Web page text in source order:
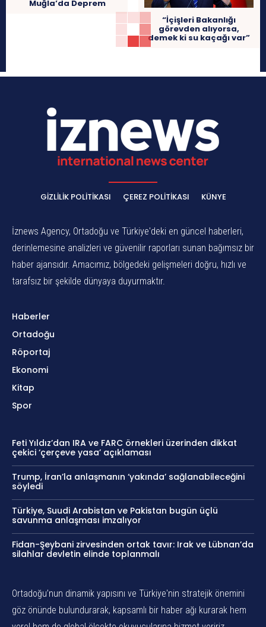
Muğla’da Deprem
“İçişleri Bakanlığı
görevden alıyorsa,
demek ki su kaçağı var”
GIZLILIK POLITIKASI ÇEREZ POLITIKASI KÜNYE
İznews Agency, Ortadoğu ve Türkiye'deki en güncel haberleri,
derinlemesine analizleri ve güvenilir raporları sunan bağımsız bir
haber ajansıdır. Amacımız, bölgedeki gelişmeleri doğru, hızlı ve
tarafsız bir şekilde dünyaya duyurmaktır.
Haberler
Ortadoğu
Röportaj
Ekonomi
Kitap
Spor
Feti Yıldız’dan IRA ve FARC örnekleri üzerinden dikkat
çekici ‘çerçeve yasa’ açıklaması
Trump, İran’la anlaşmanın ‘yakında’ sağlanabileceğini
söyledi
Türkiye, Suudi Arabistan ve Pakistan bugün üçlü
savunma anlaşması imzalıyor
Fidan-Şeybani zirvesinden ortak tavır: Irak ve Lübnan’da
silahlar devletin elinde toplanmalı
Ortadoğu’nun dinamik yapısını ve Türkiye'nin stratejik önemini
göz önünde bulundurarak, kapsamlı bir haber ağı kurarak hem